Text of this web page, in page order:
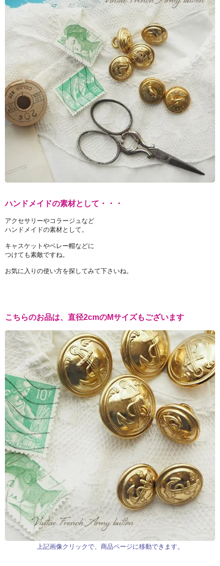
ハンドメイドの素材として・・・
アクセサリーやコラージュなど
ハンドメイドの素材として。
キャスケットやベレー帽などに
つけても素敵ですね。
お気に入りの使い方を探してみて下さいね。
こちらのお品は、直径2cmのMサイズもございます
上記画像クリックで、商品ページに移動できます。